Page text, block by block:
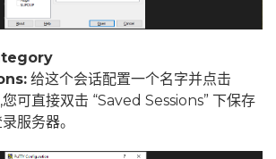
给这个会话配置一个名字并点击
可直接双击 “Saved Sessions” 下保存
服务器。